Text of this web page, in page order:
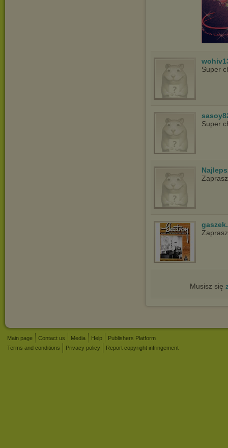
Super
Super
Musisz się
Main page Contact us Media Help
Publishers Platform
Terms and conditions
Privacy policy Report copyright infringement